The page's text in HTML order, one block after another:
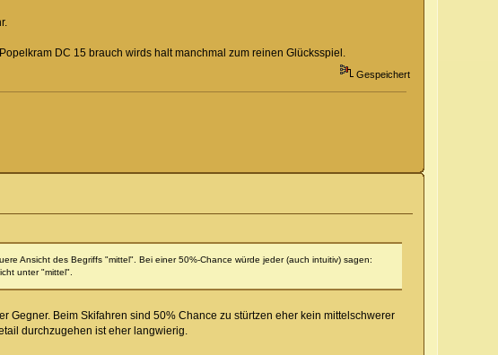
DC 15 brauch wirds halt manchmal zum reinen Glücksspiel.
Gespeichert
Ansicht des Begriffs "mittel". Bei einer 50%-Chance würde jeder (auch intuitiv) sagen:
unter "mittel".
Beim Skifahren sind 50% Chance zu stürtzen eher kein mittelschwerer
durchzugehen ist eher langwierig.